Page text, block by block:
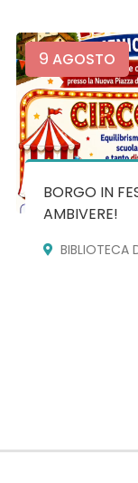
9 AGOSTO
BORGO IN
AMBIVERE!
BIBLIOTECA